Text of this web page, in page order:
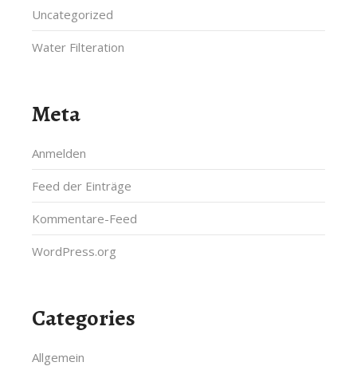
Uncategorized
Water Filteration
Meta
Anmelden
Feed der Einträge
Kommentare-Feed
WordPress.org
Categories
Allgemein